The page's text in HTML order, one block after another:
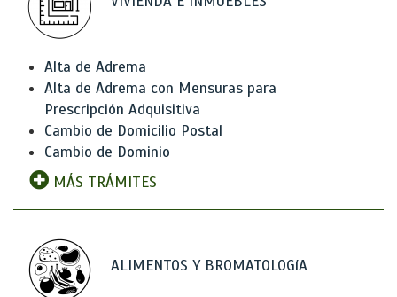
Alta de Adrema
Alta de Adrema con Mensuras para
Prescripción Adquisitiva
Cambio de Domicilio Postal
Cambio de Dominio
MÁS TRÁMITES
ALIMENTOS Y BROMATOLOGíA